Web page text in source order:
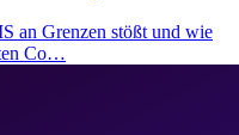
an Grenzen stößt und wie
Co…